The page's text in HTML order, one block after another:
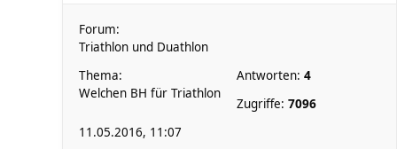
Forum:
Triathlon und Duathlon
Thema:
Welchen BH für Triathlon
Antworten: 4
Zugriffe: 7096
11.05.2016, 11:07